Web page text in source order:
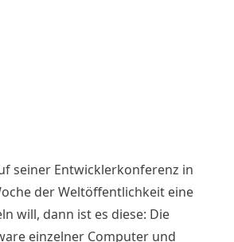
seiner Entwicklerkonferenz in
der Weltöffentlichkeit eine
will, dann ist es diese: Die
einzelner Computer und